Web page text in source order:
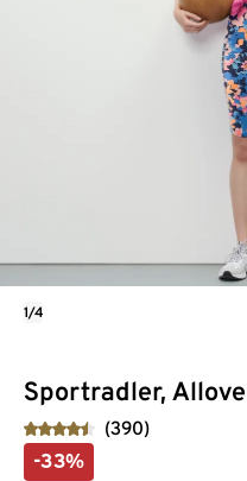
Sportradler,
(390)
-33%
1/4